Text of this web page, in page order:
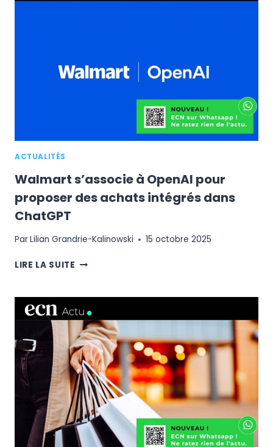
ACTUALITÉS
Walmart s’associe à OpenAI pour
proposer des achats intégrés dans
ChatGPT
ParLilian Grandrie-Kalinowski 15 octobre 2025
LIRE LA SUITE WALMART
OPENAI
POUR
PROPOSER
DES
ACHATS
INTÉGRÉS
DANS
CHATGPT